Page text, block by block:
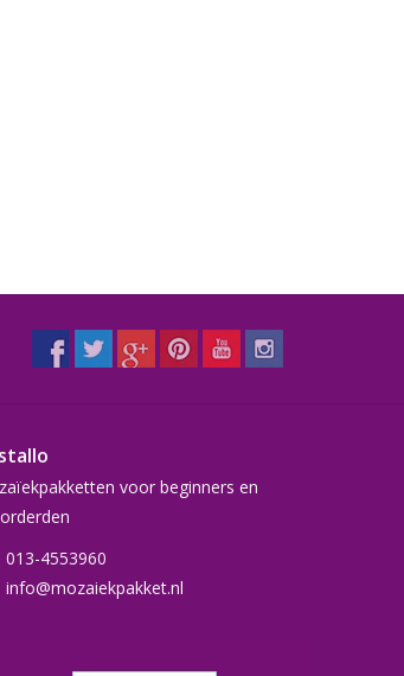
voor beginners en
013-4553960
info@mozaiekpakket.nl